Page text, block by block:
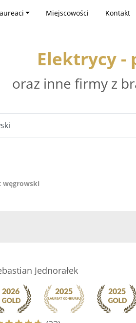
Miejscowości Kontakt
Elektrycy -
oraz inne firmy z
węgrowski
Jednorałek